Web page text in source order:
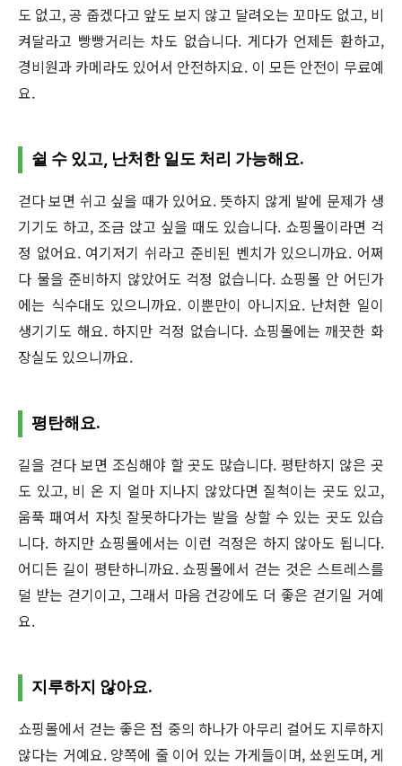
도 없고, 공 줍겠다고 앞도 보지 않고 달려오는 꼬마도 없고, 비
켜달라고 빵빵거리는 차도 없습니다. 게다가 언제든 환하고,
경비원과 카메라도 있어서 안전하지요. 이 모든 안전이 무료예
요.
쉴 수 있고, 난처한 일도 처리 가능해요.
걷다 보면 쉬고 싶을 때가 있어요. 뜻하지 않게 발에 문제가 생
기기도 하고, 조금 앉고 싶을 때도 있습니다. 쇼핑몰이라면 걱
정 없어요. 여기저기 쉬라고 준비된 벤치가 있으니까요. 어쩌
다 물을 준비하지 않았어도 걱정 없습니다. 쇼핑몰 안 어딘가
에는 식수대도 있으니까요. 이뿐만이 아니지요. 난처한 일이
생기기도 해요. 하지만 걱정 없습니다. 쇼핑몰에는 깨끗한 화
장실도 있으니까요.
평탄해요.
길을 걷다 보면 조심해야 할 곳도 많습니다. 평탄하지 않은 곳
도 있고, 비 온 지 얼마 지나지 않았다면 질척이는 곳도 있고,
움푹 패여서 자칫 잘못하다가는 발을 상할 수 있는 곳도 있습
니다. 하지만 쇼핑몰에서는 이런 걱정은 하지 않아도 됩니다.
어디든 길이 평탄하니까요. 쇼핑몰에서 걷는 것은 스트레스를
덜 받는 걷기이고, 그래서 마음 건강에도 더 좋은 걷기일 거예
요.
지루하지 않아요.
쇼핑몰에서 걷는 좋은 점 중의 하나가 아무리 걸어도 지루하지
않다는 거예요. 양쪽에 줄 이어 있는 가게들이며, 쑈윈도며, 게